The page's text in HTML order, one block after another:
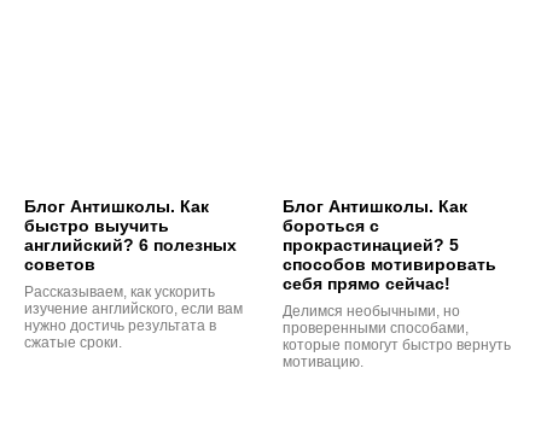
Блог Антишколы. Как
быстро выучить
английский? 6 полезных
советов
Рассказываем, как ускорить
изучение английского, если вам
нужно достичь результата в
сжатые сроки.
Блог Антишколы. Как
бороться с
прокрастинацией? 5
способов мотивировать
себя прямо сейчас!
Делимся необычными, но
проверенными способами,
которые помогут быстро вернуть
мотивацию.